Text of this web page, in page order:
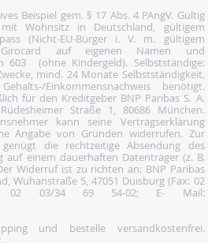
Beispiel gem. § 17 Abs. 4 PAngV. Gültig
Wohnsitz in Deutschland, gültigem
(Nicht-EU-Bürger i. V. m. gültigem
Girocard auf eigenen Namen und
 (ohne Kindergeld). Selbstständige:
mind. 24 Monate Selbstständigkeit.
Einkommensnachweis benötigt.
für den Kreditgeber BNP Paribas S. A.
Straße 1, 80686 München.
kann seine Vertragserklärung
Angabe von Gründen widerrufen. Zur
die rechtzeitige Absendung des
auf einem dauerhaften Datenträger (z. B.
Widerruf ist zu richten an: BNP Paribas
Wuhanstraße 5, 47051 Duisburg (Fax: 02
02 03/34 69 54-02; E- Mail:
und bestelle versandkostenfrei.
.